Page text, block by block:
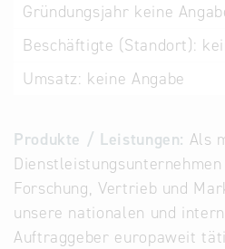
Gründungsjahr keine
Beschäftigte (Standort):
Umsatz: keine Angabe
Produkte / Leistungen: Als
Forschung, Vertrieb und
unsere nationalen und
Auftraggeber europaweit